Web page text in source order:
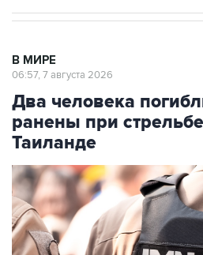
В МИРЕ
06:57, 7 августа 2026
Два человека
ранены при
Таиланде